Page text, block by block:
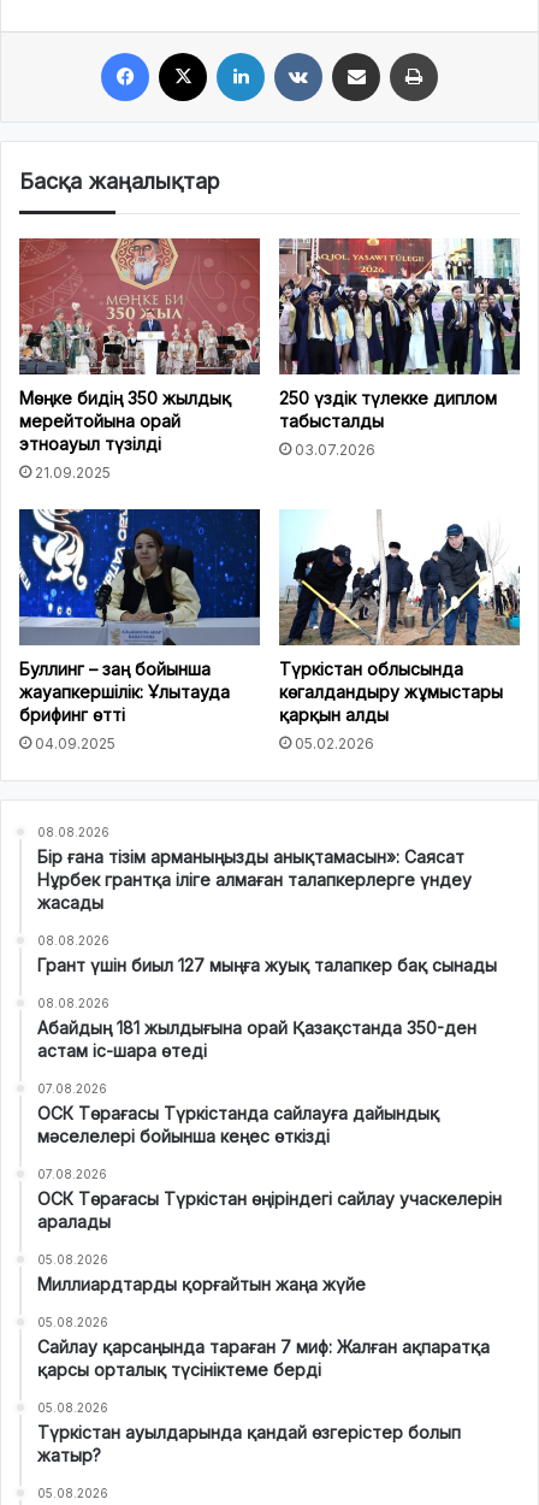
Басқа жаңалықтар
Мөңке бидің 350 жылдық
мерейтойына орай
этноауыл түзілді
21.09.2025
250 үздік түлекке диплом
табысталды
03.07.2026
Буллинг – заң бойынша
жауапкершілік: Ұлытауда
брифинг өтті
04.09.2025
Түркістан облысында
көгалдандыру жұмыстары
қарқын алды
05.02.2026
08.08.2026
Бір ғана тізім арманыңызды анықтамасын»: Саясат
Нұрбек грантқа іліге алмаған талапкерлерге үндеу
жасады
08.08.2026
Грант үшін биыл 127 мыңға жуық талапкер бақ сынады
08.08.2026
Абайдың 181 жылдығына орай Қазақстанда 350-ден
астам іс-шара өтеді
07.08.2026
ОСК Төрағасы Түркістанда сайлауға дайындық
мәселелері бойынша кеңес өткізді
07.08.2026
ОСК Төрағасы Түркістан өңіріндегі сайлау учаскелерін
аралады
05.08.2026
Миллиардтарды қорғайтын жаңа жүйе
05.08.2026
Сайлау қарсаңында тараған 7 миф: Жалған ақпаратқа
қарсы орталық түсініктеме берді
05.08.2026
Түркістан ауылдарында қандай өзгерістер болып
жатыр?
05.08.2026